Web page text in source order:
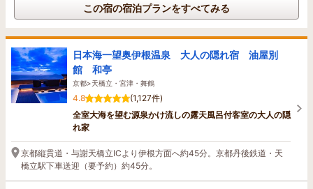
この宿の宿泊プランをすべてみる
日本海一望奥伊根温泉 大人の隠れ宿 油屋別
館 和亭
京都>天橋立・宮津・舞鶴
4.8
(1,127件)
全室大海を望む源泉かけ流しの露天風呂付客室の大人の隠
れ家
京都縦貫道・与謝天橋立ICより伊根方面へ約45分。京都丹後鉄道・天
橋立駅下車送迎（要予約）約45分。